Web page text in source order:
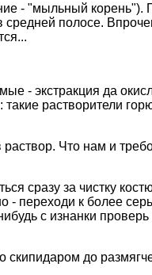
- "мыльный корень").
средней полосе.
- экстракция да
растворители
Что нам и
сразу за чистку
- переходи к более
с изнанки
скипидаром до